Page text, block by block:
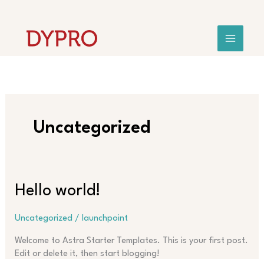
innholdet
Uncategorized
Hello world!
Uncategorized / launchpoint
Welcome to Astra Starter Templates. This is your first post.
Edit or delete it, then start blogging!
Hello